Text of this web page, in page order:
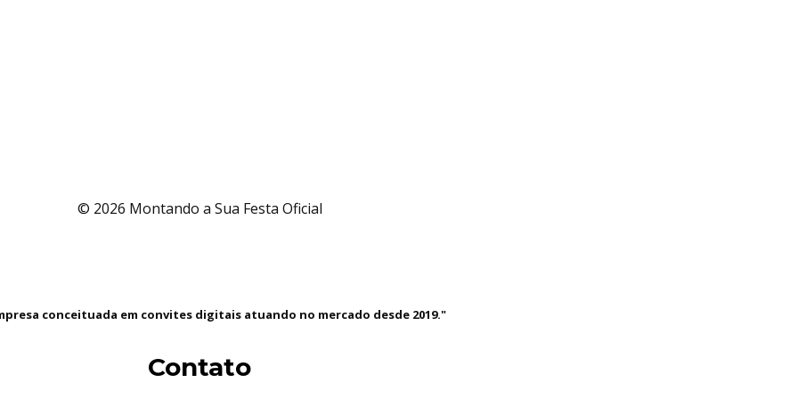
© 2026 Montando a Sua Festa Oficial
conceituada em convites digitais atuando no mercado desde 2019."
Contato